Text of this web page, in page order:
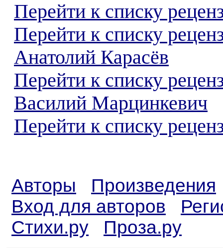
Перейти к списку
Перейти к списку
Анатолий Карасёв
Перейти к списку
Василий Марцинкевич
Перейти к списку
Авторы
Произведения
Вход для авторов
Стихи.ру
Проза.ру